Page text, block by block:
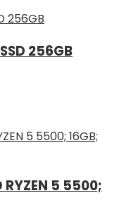
256GB
RYZEN 5 5500;